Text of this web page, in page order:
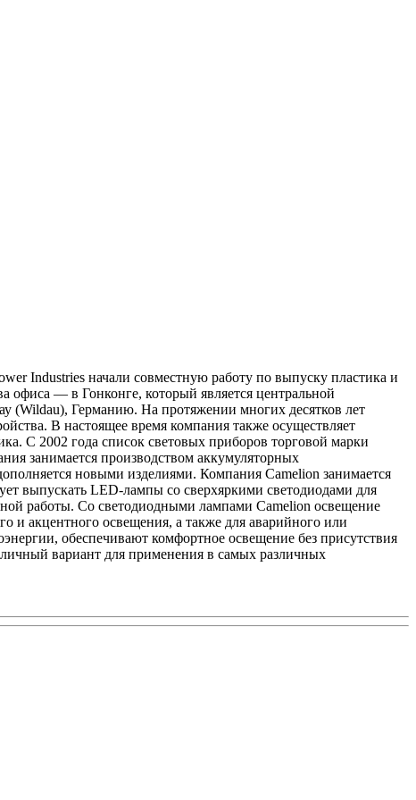
Industries начали совместную работу по выпуску пластика и
офиса — в Гонконге, который является центральной
(Wildau), Германию. На протяжении многих десятков лет
В настоящее время компания также осуществляет
С 2002 года список световых приборов торговой марки
занимается производством аккумуляторных
новыми изделиями. Компания Camelion занимается
выпускать LED-лампы со сверхяркими светодиодами для
работы. Со светодиодными лампами Camelion освещение
и акцентного освещения, а также для аварийного или
обеспечивают комфортное освещение без присутствия
вариант для применения в самых различных